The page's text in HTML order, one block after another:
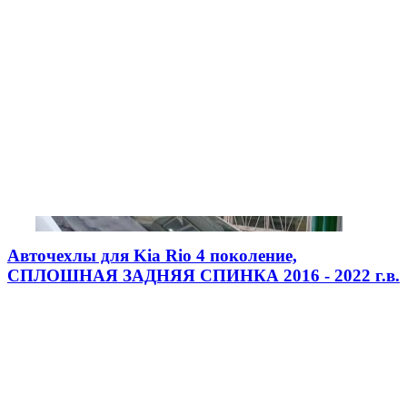
Авточехлы для Kia Rio 4 поколение,
СПЛОШНАЯ ЗАДНЯЯ СПИНКА 2016 - 2022 г.в.